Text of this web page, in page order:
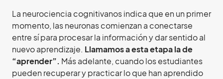
La neurociencia cognitivanos indica que en un primer
momento, las neuronas comienzan a conectarse
entre sí para procesar la información y dar sentido al
nuevo aprendizaje. Llamamos a esta etapa la de
“aprender”. Más adelante, cuando los estudiantes
pueden recuperar y practicar lo que han aprendido